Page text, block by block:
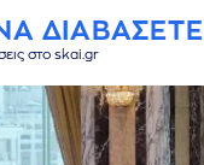
ΔΙΑΒΑΣΕΤΕ
στο skai.gr